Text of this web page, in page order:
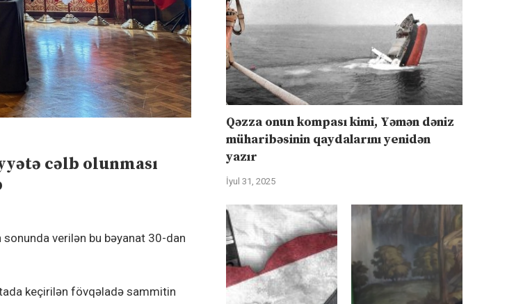
cəlb olunması
verilən bu bəyanat 30-dan
keçirilən fövqəladə sammitin
Qəzza onun kompası kimi, Yəmən dəniz
müharibəsinin qaydalarını yenidən
yazır
İyul 31, 2025